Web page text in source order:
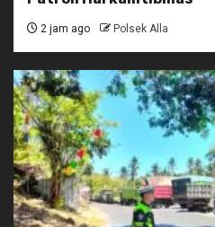
2 jam ago Polsek Alla